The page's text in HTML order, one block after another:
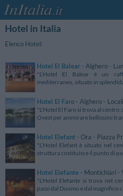
Hotel in Italia
Elenco Hotel:
Hotel El Balear - Alghero -
"L'Hotel El Balear è un
mediterraneo, situato in
Hotel El Faro - Alghero -
"L'Hotel El Faro si trova al centro
Ovest per ammirare bellissimi
Hotel Elefant - Ora - Piazza
"L’Hotel Elefant è situato nel
struttura costituisce il punto di
Hotel Elefante - Montichiari -
"L'Hotel Elefante si trova nel
passi dal Duomo e dal magnifico